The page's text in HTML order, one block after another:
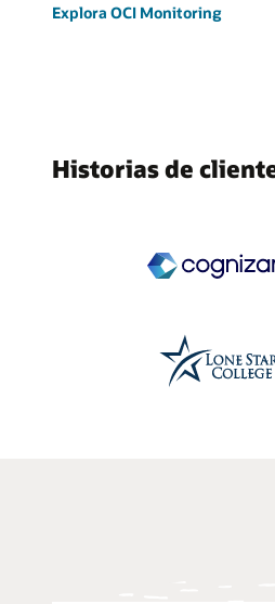
Explora OCI Monitoring
Historias de